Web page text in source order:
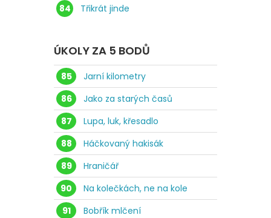
84
Třikrát jinde
ÚKOLY ZA 5 BODŮ
85
Jarní kilometry
86
Jako za starých časů
87
Lupa, luk, křesadlo
88
Háčkovaný hakisák
89
Hraničář
90
Na kolečkách, ne na kole
91
Bobřík mlčení